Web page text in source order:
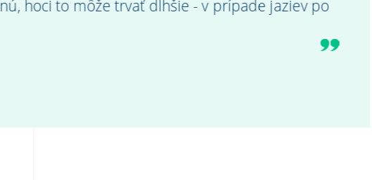
hoci to môže trvať dlhšie - v prípade jaziev po